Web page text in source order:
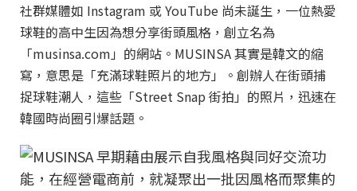
社群媒體如 Instagram 或 YouTube 尚未誕生，一位熱愛
球鞋的高中生因為想分享街頭風格，創立名為
「musinsa.com」的網站。MUSINSA 其實是韓文的縮
寫，意思是「充滿球鞋照片的地方」。創辦人在街頭捕
捉球鞋潮人，這些「Street Snap 街拍」的照片，迅速在
韓國時尚圈引爆話題。